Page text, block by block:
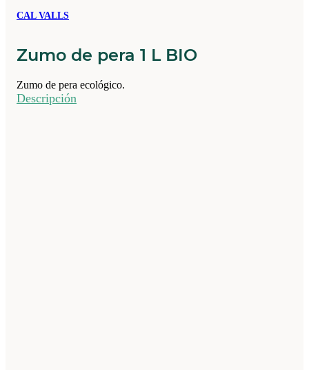
CAL VALLS
Zumo de pera 1 L BIO
Zumo de pera ecológico.
Descripción